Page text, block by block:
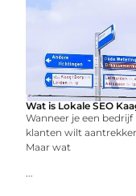
Wat is Lokale SEO
Wanneer je een
klanten wilt
Maar wat
...